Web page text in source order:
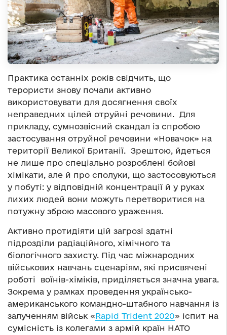
Практика останніх років свідчить, що
терористи знову почали активно
використовувати для досягнення своїх
неправедних цілей отруйні речовини. Для
прикладу, сумнозвісний скандал із спробою
застосування отруйної речовини «Новачок» на
території Великої Британії. Зрештою, йдеться
не лише про спеціально розроблені бойові
хімікати, але й про сполуки, що застосовуються
у побуті: у відповідній концентрації й у руках
лихих людей вони можуть перетворитися на
потужну зброю масового ураження.
Активно протидіяти цій загрозі здатні
підрозділи радіаційного, хімічного та
біологічного захисту. Під час міжнародних
військових навчань сценаріям, які присвячені
роботі воїнів-хіміків, приділяється значна увага.
Зокрема у рамках проведення українсько-
американського командно-штабного навчання із
залученням військ «Rapid Trident 2020» іспит на
сумісність із колегами з армій країн НАТО